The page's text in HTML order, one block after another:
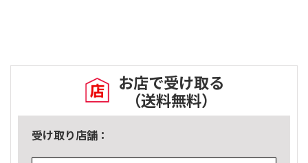
お店で受け取る
（送料無料）
受け取り店舗：